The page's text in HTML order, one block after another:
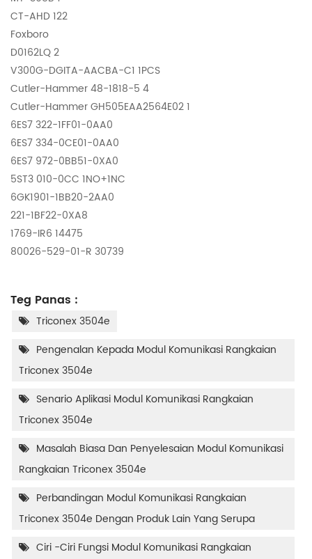
CT-AHD 122
Foxboro
D0162LQ 2
V300G-DGITA-AACBA-C1 1PCS
Cutler-Hammer 48-1818-5 4
Cutler-Hammer GH505EAA2564E02 1
6ES7 322-1FF01-0AA0
6ES7 334-0CE01-0AA0
6ES7 972-0BB51-0XA0
5ST3 010-0CC 1NO+1NC
6GK1901-1BB20-2AA0
221-1BF22-0XA8
1769-IR6 14475
80026-529-01-R 30739
Teg Panas :
Triconex 3504e
Pengenalan Kepada Modul Komunikasi Rangkaian
Triconex 3504e
Senario Aplikasi Modul Komunikasi Rangkaian
Triconex 3504e
Masalah Biasa Dan Penyelesaian Modul Komunikasi
Rangkaian Triconex 3504e
Perbandingan Modul Komunikasi Rangkaian
Triconex 3504e Dengan Produk Lain Yang Serupa
Ciri -ciri Fungsi Modul Komunikasi Rangkaian